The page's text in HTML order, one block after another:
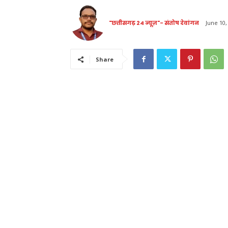
"छत्तीसगढ़ 24 न्यूज़"- संतोष देवांगन June
Share